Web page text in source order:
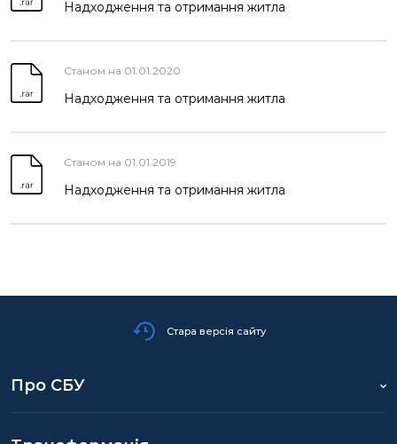
Надходження та отримання житла
Станом на 01.01.2020
Надходження та отримання житла
Станом на 01.01.2019
Надходження та отримання житла
Стара версія сайту
Про СБУ